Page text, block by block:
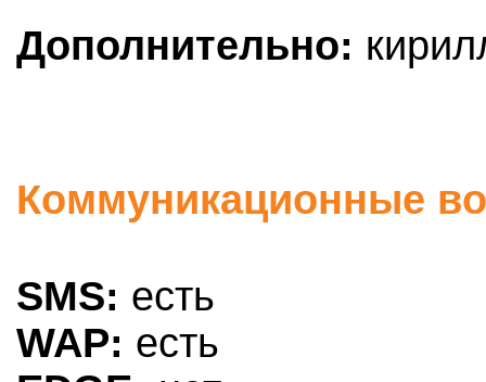
Дополнительно:
Коммуникационные
SMS: есть
WAP: есть